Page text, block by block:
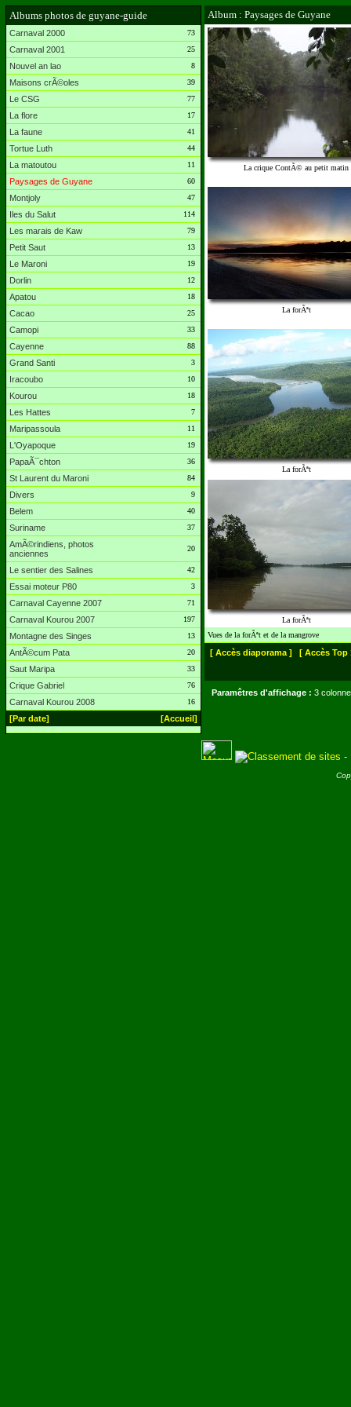
Albums photos de guyane-guide
Carnaval 2000 73
Carnaval 2001 25
Nouvel an lao 8
Maisons crÃ©oles 39
Le CSG 77
La flore 17
La faune 41
Tortue Luth 44
La matoutou 11
Paysages de Guyane 60
Montjoly 47
Iles du Salut 114
Les marais de Kaw 79
Petit Saut 13
Le Maroni 19
Dorlin 12
Apatou 18
Cacao 25
Camopi 33
Cayenne 88
Grand Santi 3
Iracoubo 10
Kourou 18
Les Hattes 7
Maripassoula 11
L'Oyapoque 19
PapaÃ¯chton 36
St Laurent du Maroni 84
Divers 9
Belem 40
Suriname 37
AmÃ©rindiens, photos
anciennes
20
Le sentier des Salines 42
Essai moteur P80 3
Carnaval Cayenne 2007 71
Carnaval Kourou 2007 197
Montagne des Singes 13
AntÃ©cum Pata 20
Saut Maripa 33
Crique Gabriel 76
Carnaval Kourou 2008 16
[Par date] [Accueil]
Album : Paysages de Guyane
La crique ContÃ© au petit matin
La forÃªt
La forÃªt
La forÃªt
Vues de la forÃªt et de la mangrove
[ Accès diaporama ] [ Accès Top
Paramêtres d'affichage : 3